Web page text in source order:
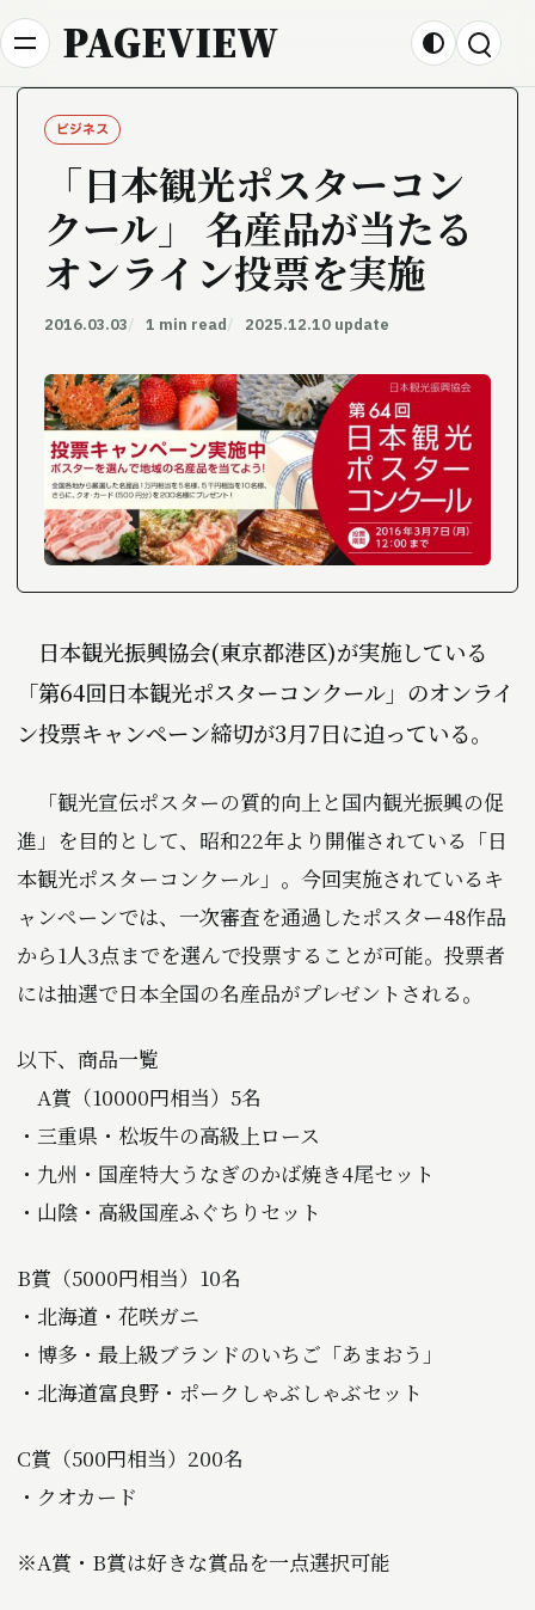
Skip to contentPAGEVIEW
ビジネス
「日本観光ポスターコン
クール」 名産品が当たる
オンライン投票を実施
2016.03.03 1 min read 2025.12.10 update
日本観光振興協会(東京都港区)が実施している
「第64回日本観光ポスターコンクール」のオンライ
ン投票キャンペーン締切が3月7日に迫っている。
「観光宣伝ポスターの質的向上と国内観光振興の促
進」を目的として、昭和22年より開催されている「日
本観光ポスターコンクール」。今回実施されているキ
ャンペーンでは、一次審査を通過したポスター48作品
から1人3点までを選んで投票することが可能。投票者
には抽選で日本全国の名産品がプレゼントされる。
以下、商品一覧
A賞（10000円相当）5名
・三重県・松坂牛の高級上ロース
・九州・国産特大うなぎのかば焼き4尾セット
・山陰・高級国産ふぐちりセット
B賞（5000円相当）10名
・北海道・花咲ガニ
・博多・最上級ブランドのいちご「あまおう」
・北海道富良野・ポークしゃぶしゃぶセット
C賞（500円相当）200名
・クオカード
※A賞・B賞は好きな賞品を一点選択可能